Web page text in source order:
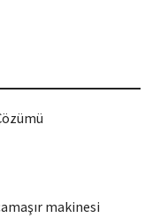
makinesi